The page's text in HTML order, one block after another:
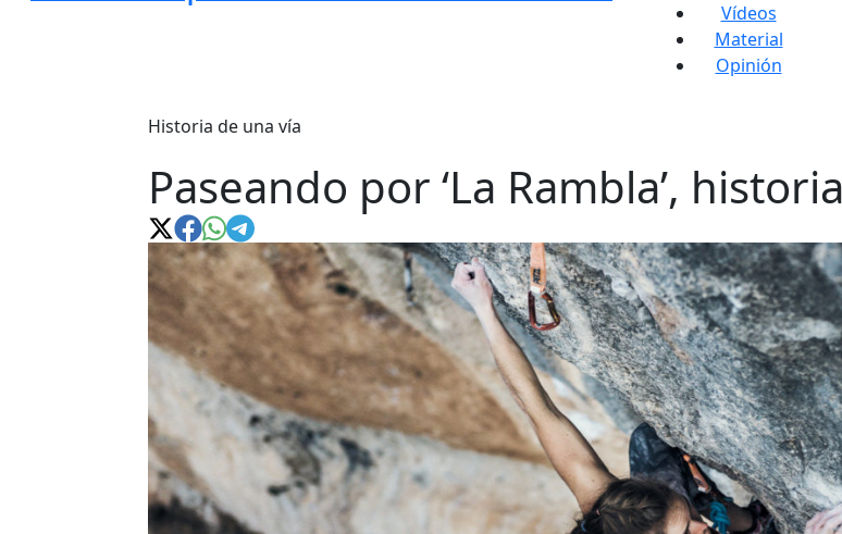
Vídeos
Material
Opinión
Historia de una vía
Paseando por ‘La Rambla’,